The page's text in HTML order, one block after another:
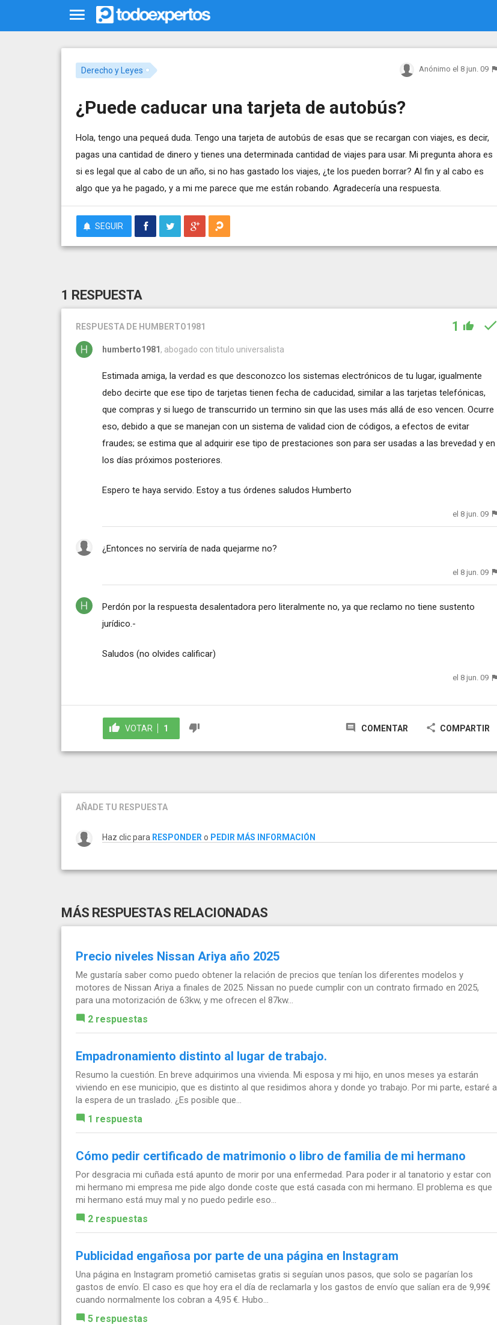
Derecho y Leyes Anónimo el 8 jun. 09
¿Puede caducar una tarjeta de autobús?
Hola, tengo una pequeá duda. Tengo una tarjeta de autobús de esas que se recargan con viajes, es decir,
pagas una cantidad de dinero y tienes una determinada cantidad de viajes para usar. Mi pregunta ahora es
si es legal que al cabo de un año, si no has gastado los viajes, ¿te los pueden borrar? Al fin y al cabo es
algo que ya he pagado, y a mi me parece que me están robando. Agradecería una respuesta.
SEGUIR
1 RESPUESTA
RESPUESTA DE HUMBERTO1981 1
humberto1981 , abogado con titulo universalista
Estimada amiga, la verdad es que desconozco los sistemas electrónicos de tu lugar, igualmente
debo decirte que ese tipo de tarjetas tienen fecha de caducidad, similar a las tarjetas telefónicas,
que compras y si luego de transcurrido un termino sin que las uses más allá de eso vencen. Ocurre
eso, debido a que se manejan con un sistema de validad cion de códigos, a efectos de evitar
fraudes; se estima que al adquirir ese tipo de prestaciones son para ser usadas a las brevedad y en
los días próximos posteriores.
Espero te haya servido. Estoy a tus órdenes saludos Humberto
el 8 jun. 09
¿Entonces no serviría de nada quejarme no?
el 8 jun. 09
Perdón por la respuesta desalentadora pero literalmente no, ya que reclamo no tiene sustento
jurídico.-
Saludos (no olvides calificar)
el 8 jun. 09
VOTAR 1 COMENTAR COMPARTIR
AÑADE TU RESPUESTA
Haz clic para RESPONDER o PEDIR MÁS INFORMACIÓN
MÁS RESPUESTAS RELACIONADAS
Precio niveles Nissan Ariya año 2025
Me gustaría saber como puedo obtener la relación de precios que tenían los diferentes modelos y
motores de Nissan Ariya a finales de 2025. Nissan no puede cumplir con un contrato firmado en 2025,
para una motorización de 63kw, y me ofrecen el 87kw...
2 respuestas
Empadronamiento distinto al lugar de trabajo.
Resumo la cuestión. En breve adquirimos una vivienda. Mi esposa y mi hijo, en unos meses ya estarán
viviendo en ese municipio, que es distinto al que residimos ahora y donde yo trabajo. Por mi parte, estaré a
la espera de un traslado. ¿Es posible que...
1 respuesta
Cómo pedir certificado de matrimonio o libro de familia de mi hermano
Por desgracia mi cuñada está apunto de morir por una enfermedad. Para poder ir al tanatorio y estar con
mi hermano mi empresa me pide algo donde coste que está casada con mi hermano. El problema es que
mi hermano está muy mal y no puedo pedirle eso...
2 respuestas
Publicidad engañosa por parte de una página en Instagram
Una página en Instagram prometió camisetas gratis si seguían unos pasos, que solo se pagarían los
gastos de envío. El caso es que hoy era el día de reclamarla y los gastos de envío que salían era de 9,99€
cuando normalmente los cobran a 4,95 €. Hubo...
5 respuestas